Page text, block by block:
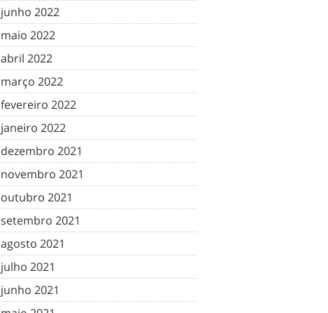
junho 2022
maio 2022
abril 2022
março 2022
fevereiro 2022
janeiro 2022
dezembro 2021
novembro 2021
outubro 2021
setembro 2021
agosto 2021
julho 2021
junho 2021